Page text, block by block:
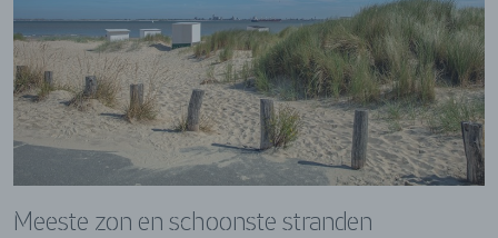
Meeste zon en schoonste stranden